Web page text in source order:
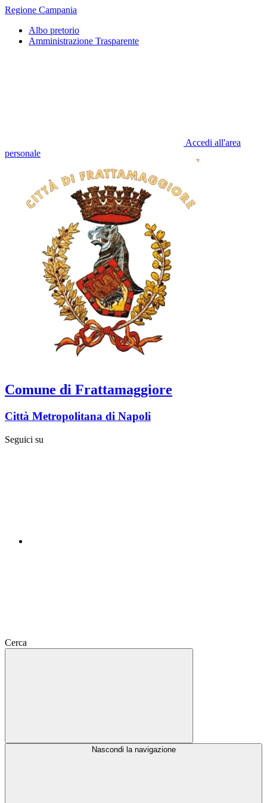
Regione Campania
Albo pretorio
Amministrazione Trasparente
Accedi all'area
personale
Comune di Frattamaggiore
Città Metropolitana di Napoli
Seguici su
Cerca
Nascondi la navigazione